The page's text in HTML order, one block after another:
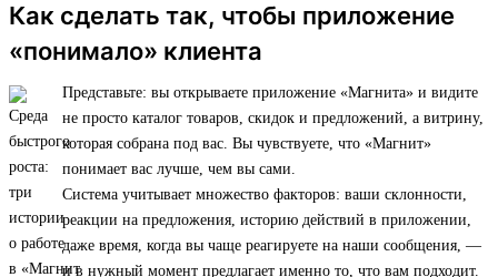
Как сделать так, чтобы приложение
«понимало» клиента
Представьте: вы открываете приложение «Магнита» и видите
не просто каталог товаров, скидок и предложений, а витрину,
которая собрана под вас. Вы чувствуете, что «Магнит»
понимает вас лучше, чем вы сами.
Система учитывает множество факторов: ваши склонности,
реакции на предложения, историю действий в приложении,
даже время, когда вы чаще реагируете на наши сообщения, —
и в нужный момент предлагает именно то, что вам подходит.